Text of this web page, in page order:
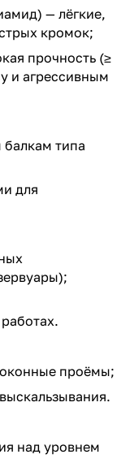
— лёгкие,
кромок;
прочность (≥
и агрессивным
балкам типа
для
проёмы;
над уровнем